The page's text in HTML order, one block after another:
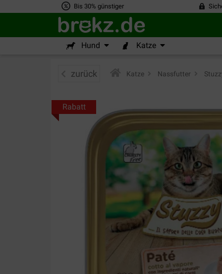
Bis 30% günstiger
Hund Katze
zurück Katze Nassfutter
Rabatt